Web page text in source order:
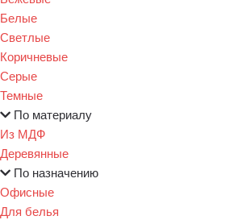
Белые
Светлые
Коричневые
Серые
Темные
По материалу
Из МДФ
Деревянные
По назначению
Офисные
Для белья